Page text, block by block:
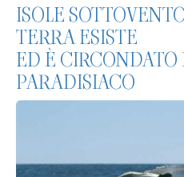
ISOLE
TERRA ESISTE
ED È
PARADISIACO